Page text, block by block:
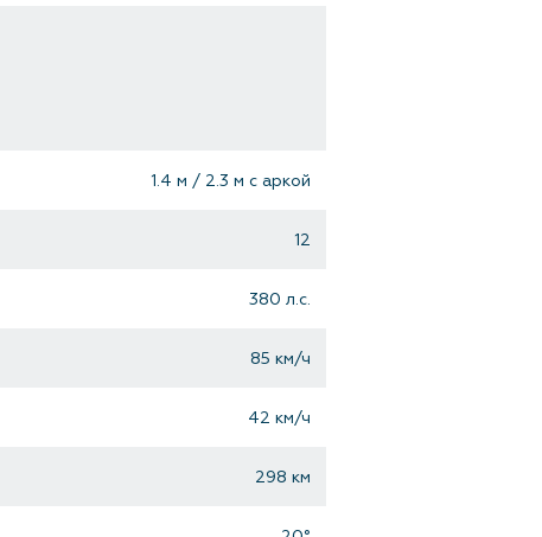
1.4 м / 2.3 м с аркой
12
380 л.с.
85 км/ч
42 км/ч
298 км